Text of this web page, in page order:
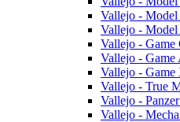
Vallejo -
Vallejo - Model
Vallejo - Game
Vallejo - Game
Vallejo - Game
Vallejo - True
Vallejo -
Vallejo -